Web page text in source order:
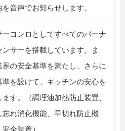
を音声でお知らせします。
ーコンロとしてすべてのバーナ
ンサーを搭載しています。ま
界の安全基準を満たし、さらに
準を設けて、キッチンの安心を
す。（調理油加熱防止装置、
忘れ消化機能、早切れ防止機